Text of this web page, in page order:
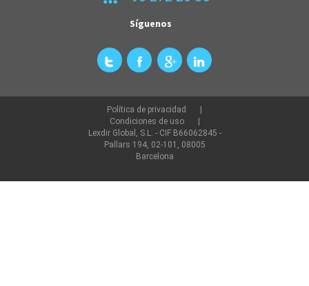
Síguenos
Política de privacidad
Condiciones de uso
Lexdir Global, S.L. - CIF B66062845 -
Pallars 194, 02-101, 08005
Barcelona